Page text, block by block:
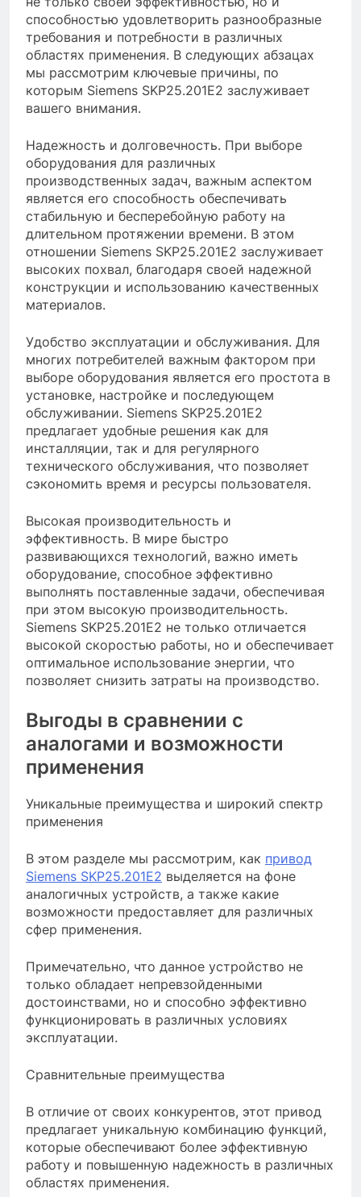
способностью удовлетворить разнообразные
требования и потребности в различных
областях применения. В следующих абзацах
мы рассмотрим ключевые причины, по
которым Siemens SKP25.201E2 заслуживает
вашего внимания.
Надежность и долговечность. При выборе
оборудования для различных
производственных задач, важным аспектом
является его способность обеспечивать
стабильную и бесперебойную работу на
длительном протяжении времени. В этом
отношении Siemens SKP25.201E2 заслуживает
высоких похвал, благодаря своей надежной
конструкции и использованию качественных
материалов.
Удобство эксплуатации и обслуживания. Для
многих потребителей важным фактором при
выборе оборудования является его простота в
установке, настройке и последующем
обслуживании. Siemens SKP25.201E2
предлагает удобные решения как для
инсталляции, так и для регулярного
технического обслуживания, что позволяет
сэкономить время и ресурсы пользователя.
Высокая производительность и
эффективность. В мире быстро
развивающихся технологий, важно иметь
оборудование, способное эффективно
выполнять поставленные задачи, обеспечивая
при этом высокую производительность.
Siemens SKP25.201E2 не только отличается
высокой скоростью работы, но и обеспечивает
оптимальное использование энергии, что
позволяет снизить затраты на производство.
Выгоды в сравнении с
аналогами и возможности
применения
Уникальные преимущества и широкий спектр
применения
В этом разделе мы рассмотрим, как привод
Siemens SKP25.201E2 выделяется на фоне
аналогичных устройств, а также какие
возможности предоставляет для различных
сфер применения.
Примечательно, что данное устройство не
только обладает непревзойденными
достоинствами, но и способно эффективно
функционировать в различных условиях
эксплуатации.
Сравнительные преимущества
В отличие от своих конкурентов, этот привод
предлагает уникальную комбинацию функций,
которые обеспечивают более эффективную
работу и повышенную надежность в различных
областях применения.